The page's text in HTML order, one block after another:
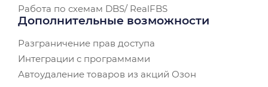
Работа по схемам DBS/ RealFBS
Дополнительные возможности
Разграничение прав доступа
Интеграции с программами
Автоудаление товаров из акций Озон